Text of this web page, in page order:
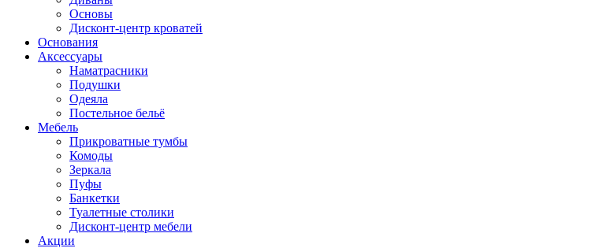
Основы
Дисконт-центр кроватей
Основания
Аксессуары
Наматрасники
Подушки
Одеяла
Постельное бельё
Мебель
Прикроватные тумбы
Комоды
Зеркала
Пуфы
Банкетки
Туалетные столики
Дисконт-центр мебели
Акции